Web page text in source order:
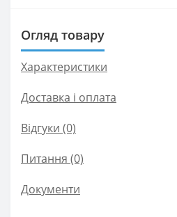
Огляд товару
Характеристики
Доставка і оплата
Відгуки (0)
Питання (0)
Документи